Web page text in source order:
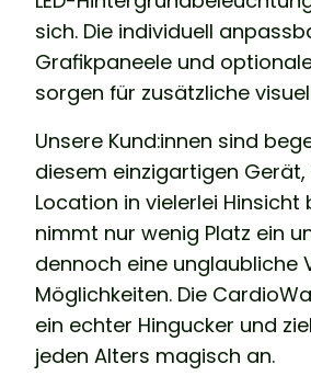
sich. Die individuell
Grafikpaneele und
sorgen für zusätzliche
Unsere Kund:innen sind
diesem einzigartigen
Location in vielerlei Hinsicht
nimmt nur wenig Platz ein
dennoch eine unglaubliche
Möglichkeiten. Die
ein echter Hingucker und
jeden Alters magisch an.